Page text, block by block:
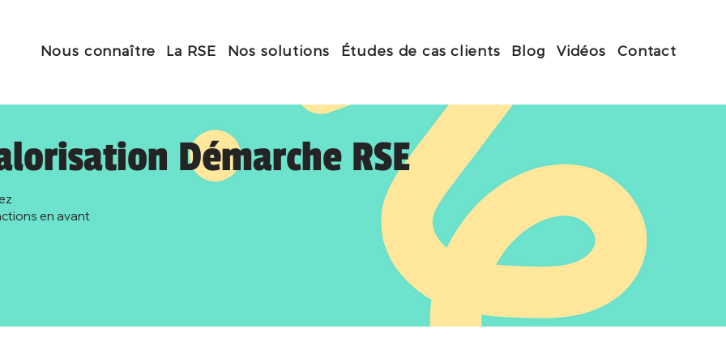
Nous connaître La RSE Nos solutions Études de cas clients Blog Vidéos Contact
Démarche RSE
en avant